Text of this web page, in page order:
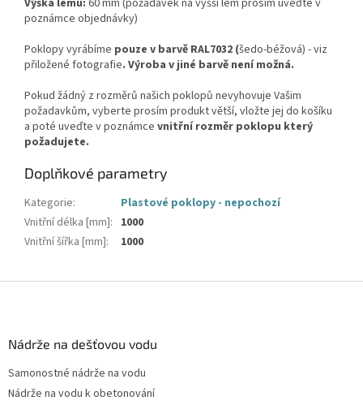
Výška lemu: 60 mm (požadavek na vyšší lem prosím uveďte v
poznámce objednávky)
Poklopy vyrábíme pouze v barvě RAL7032 (šedo-béžová) - viz
přiložené fotografie. Výroba v jiné barvě není možná.
Pokud žádný z rozměrů našich poklopů nevyhovuje Vašim
požadavkům, vyberte prosím produkt větší, vložte jej do košíku
a poté uveďte v poznámce vnitřní rozměr poklopu který
požadujete.
Doplňkové parametry
Kategorie:
Plastové poklopy - nepochozí
Vnitřní délka [mm]: 1000
Vnitřní šířka [mm]: 1000
Nádrže na dešťovou vodu
Samonostné nádrže na vodu
Nádrže na vodu k obetonování